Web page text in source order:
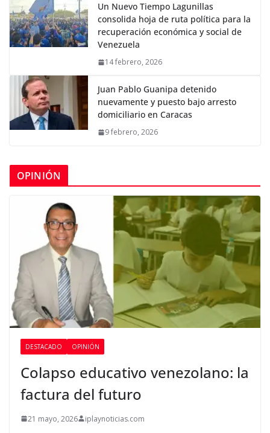
Un Nuevo Tiempo Lagunillas
consolida hoja de ruta política para la
recuperación económica y social de
Venezuela
14 febrero, 2026
Juan Pablo Guanipa detenido
nuevamente y puesto bajo arresto
domiciliario en Caracas
9 febrero, 2026
OPINIÓN
DESTACADO OPINIÓN
Colapso educativo venezolano: la
factura del futuro
21 mayo, 2026 iplaynoticias.com